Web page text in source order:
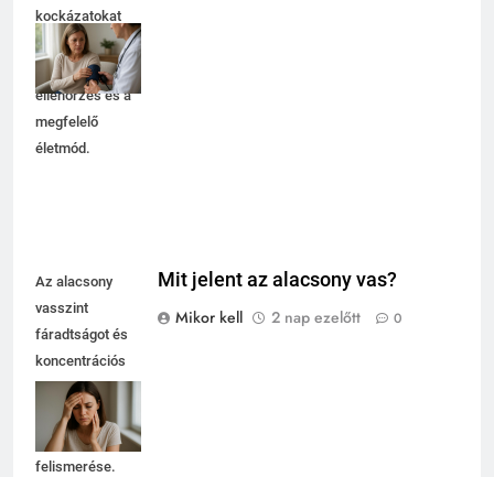
kockázatokat
rejt. Fontos a
rendszeres
ellenőrzés és a
megfelelő
életmód.
Az alacsony
vasszint
fáradtságot és
koncentrációs
nehézségeket
okozhat, ezért
fontos a tünetek
felismerése.
Mit jelent az alacsony vas?
Mikor kell
2 nap ezelőtt 0